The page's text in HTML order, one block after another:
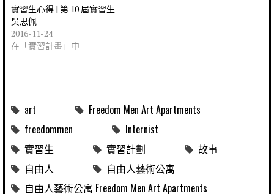
實習生心得 | 第 10 屆實習生
吳思佩
2016-11-24
在「實習計畫」中
art
Freedom Men Art Apartments
freedommen
Internist
實習生
實習計劃
故事
自由人
自由人藝術公寓
自由人藝術公寓 Freedom Men Art Apartments